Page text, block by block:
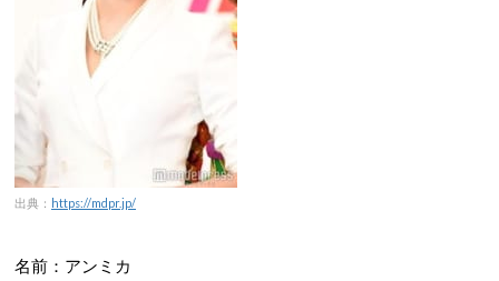
出典： https://mdpr.jp/
名前：アンミカ